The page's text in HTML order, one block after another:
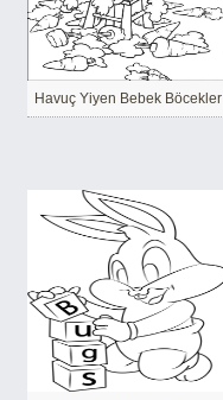
Havuç Yiyen Bebek Böcekler